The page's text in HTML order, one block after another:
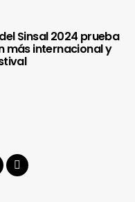
Sinsal 2024 prueba
más internacional y